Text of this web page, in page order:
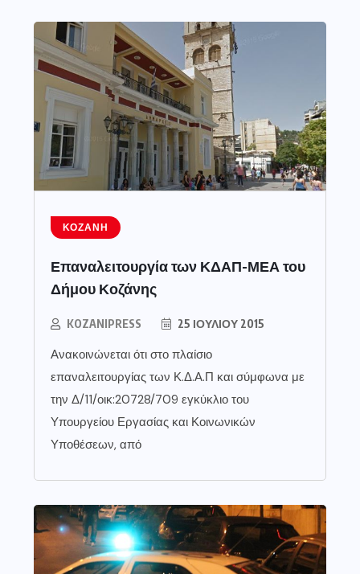
ΚΟΖΆΝΗ
Επαναλειτουργία των ΚΔΑΠ-ΜΕΑ του
Δήμου Κοζάνης
KOZANIPRESS 25 ΙΟΥΛΊΟΥ 2015
Ανακοινώνεται ότι στο πλαίσιο
επαναλειτουργίας των Κ.Δ.Α.Π και σύμφωνα με
την Δ/11/οικ:20728/709 εγκύκλιο του
Υπουργείου Εργασίας και Κοινωνικών
Υποθέσεων, από